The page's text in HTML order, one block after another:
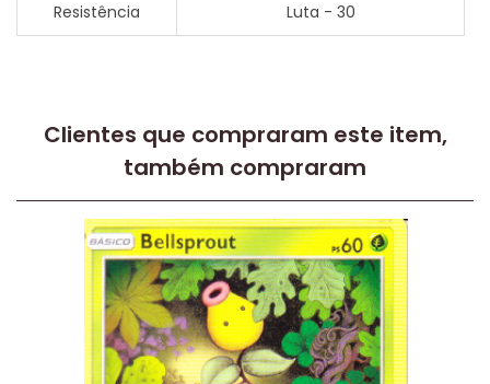
Resistência Luta - 30
Clientes que compraram este item,
também compraram